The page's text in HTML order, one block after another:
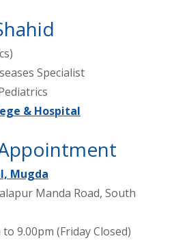
Specialist
& Hospital
Mugda
Manda Road, South
9.00pm (Friday Closed)